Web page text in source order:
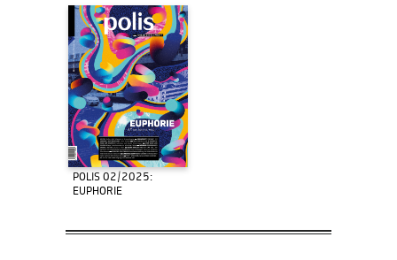
POLIS 02/2025:
EUPHORIE